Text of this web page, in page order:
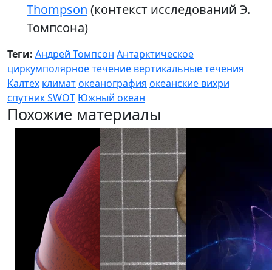
Thompson (контекст исследований Э.
Томпсона)
Теги: Андрей Томпсон Антарктическое
циркумполярное течение вертикальные течения
Калтех климатокеанография океанские вихри
спутник SWOT Южный океан
Похожие материалы